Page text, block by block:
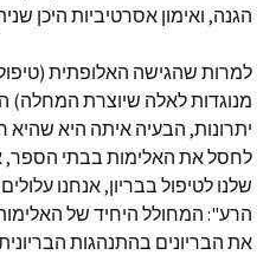
הגנה, ואימון אסרטיביות היכן
למרות שהגישה האלופתית
מנוגדות לאלה שיוצרת המחלה)
יתרונות, הבעיה איתה היא שהיא
לחסל את האלימות בבתי
שלנו לטיפול בבריון, אנחנו
הרע": המחולל היחיד של
את הבריונים בהתנהגות